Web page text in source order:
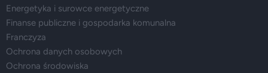
Energetyka i surowce energetyczne
Finanse publiczne i gospodarka komunalna
Franczyza
Ochrona danych osobowych
Ochrona środowiska